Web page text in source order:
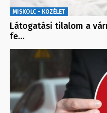
MISKOLC - KÖZÉLET
Látogatási tilalom a
fe…